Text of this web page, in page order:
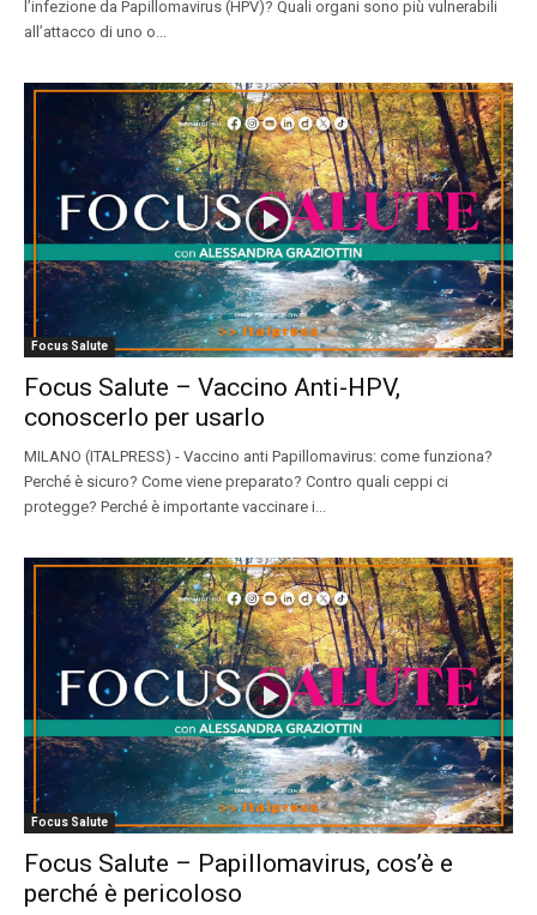
l’infezione da Papillomavirus (HPV)? Quali organi sono più vulnerabili
all’attacco di uno o...
Focus Salute
Focus Salute – Vaccino Anti-HPV,
conoscerlo per usarlo
MILANO (ITALPRESS) - Vaccino anti Papillomavirus: come funziona?
Perché è sicuro? Come viene preparato? Contro quali ceppi ci
protegge? Perché è importante vaccinare i...
Focus Salute
Focus Salute – Papillomavirus, cos’è e
perché è pericoloso